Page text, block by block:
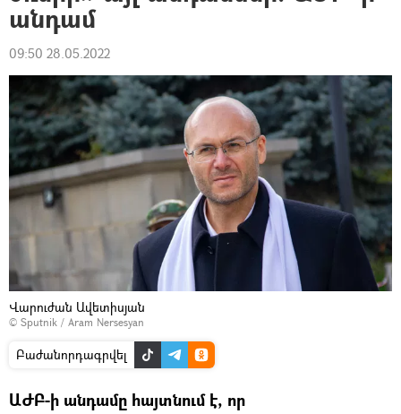
անդամ
09:50 28.05.2022
Վարուժան Ավետիսյան
© Sputnik / Aram Nersesyan
Բաժանորդագրվել
ԱԺԲ-ի անդամը հայտնում է, որ